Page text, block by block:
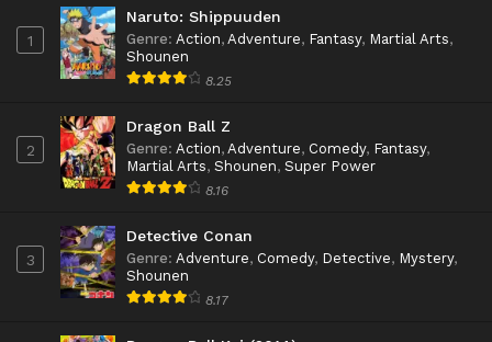
1
Naruto: Shippuuden
Genre: Action, Adventure, Fantasy, Martial Arts,
Shounen
8.25
2
Dragon Ball Z
Genre: Action, Adventure, Comedy, Fantasy,
Martial Arts, Shounen, Super Power
8.16
3
Detective Conan
Genre: Adventure, Comedy, Detective, Mystery,
Shounen
8.17